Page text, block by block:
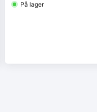
På lager